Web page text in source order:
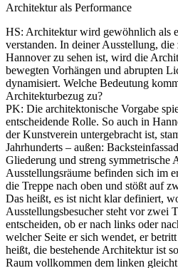
Architektur als Performance
HS: Architektur wird gewöhnlich als
verstanden. In deiner Ausstellung,
Hannover zu sehen ist, wird die
bewegten Vorhängen und abrupten
dynamisiert. Welche Bedeutung
Architekturbezug zu?
PK: Die architektonische Vorgabe
entscheidende Rolle. So auch in
der Kunstverein untergebracht ist,
Jahrhunderts – außen:
Gliederung und streng symmetrische
Ausstellungsräume befinden sich im
die Treppe nach oben und stößt auf
Das heißt, es ist nicht klar definiert,
Ausstellungsbesucher steht vor zwei
entscheiden, ob er nach links oder
welcher Seite er sich wendet, er
heißt, die bestehende Architektur ist
Raum vollkommen dem linken